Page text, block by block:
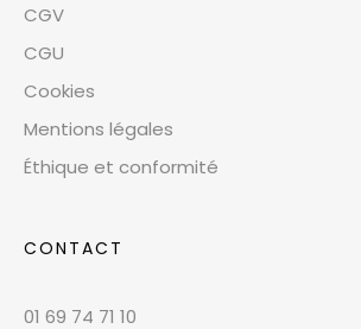
CGV
CGU
Cookies
Mentions légales
Éthique et conformité
CONTACT
01 69 74 71 10